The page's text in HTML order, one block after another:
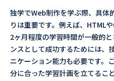
独学でWeb制作を学ぶ際、具体
りは重要です。例えば、HTML
2ヶ月程度の学習時間が一般的
ンスとして成功するためには、
ニケーション能力も必要です。
分に合った学習計画を立てるこ